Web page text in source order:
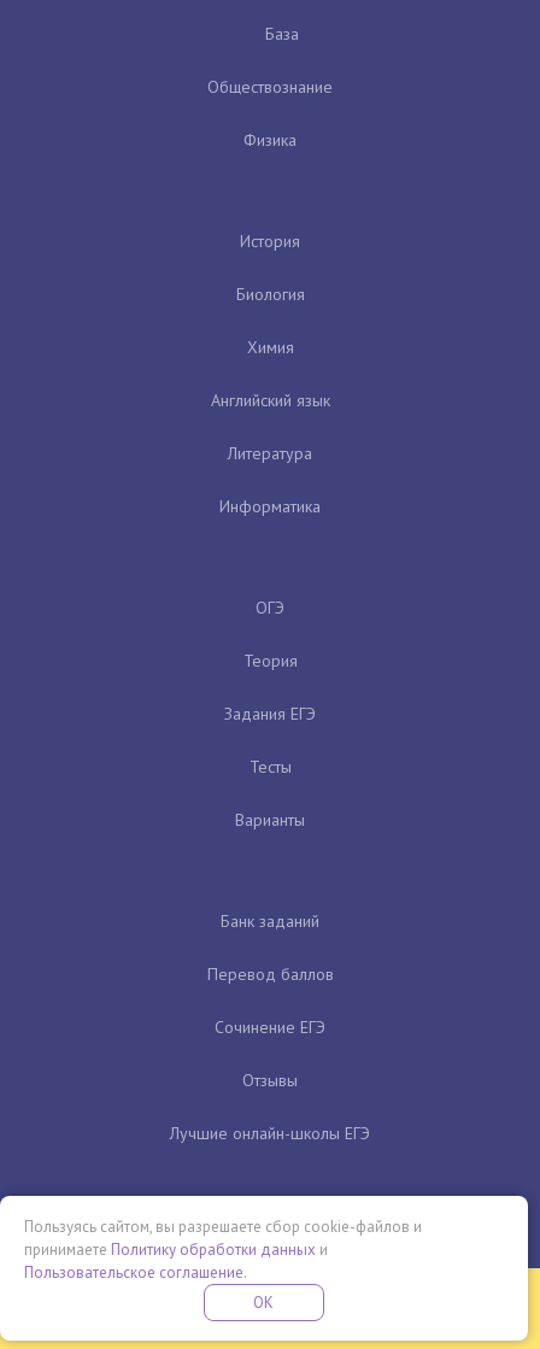
База
Обществознание
Физика
История
Биология
Химия
Английский язык
Литература
Информатика
ОГЭ
Теория
Задания ЕГЭ
Тесты
Варианты
Банк заданий
Перевод баллов
Сочинение ЕГЭ
Отзывы
Лучшие онлайн-школы ЕГЭ
Бесплатная летняя школа
ПРОВЕДИ ЭТО ЛЕТО С ПОЛЬЗОЙ
Пользуясь сайтом, вы разрешаете сбор cookie-файлов и
принимаете Политику обработки данных и
Пользовательское соглашение.
OK